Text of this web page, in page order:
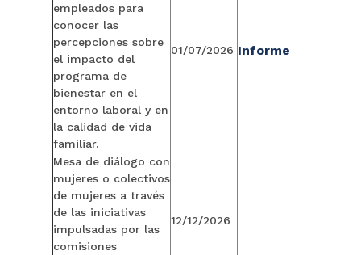
empleados para
conocer las
percepciones sobre
el impacto del
programa de
bienestar en el
entorno laboral y en
la calidad de vida
familiar.
01/07/2026 Informe
Mesa de diálogo con
mujeres o colectivos
de mujeres a través
de las iniciativas
impulsadas por las
comisiones
12/12/2026